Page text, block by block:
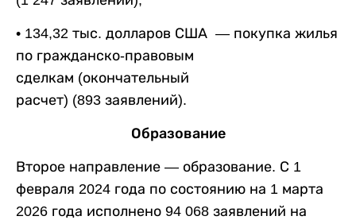
• 134,32 тыс. долларов США — покупка жилья
по гражданско-правовым
сделкам (окончательный
расчет) (893 заявлений).
Образование
Второе направление — образование. С 1
февраля 2024 года по состоянию на 1 марта
2026 года исполнено 94 068 заявлений на